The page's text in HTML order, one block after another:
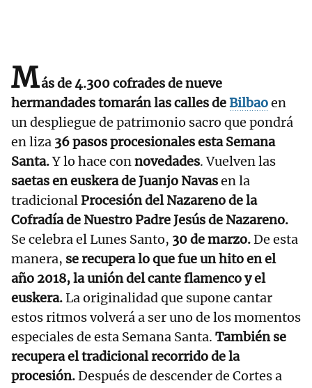
Más de 4.300 cofrades de nueve
hermandades tomarán las calles deBilbaoen
un despliegue de patrimonio sacro que pondrá
en liza 36 pasos procesionales esta Semana
Santa.Y lo hace connovedades. Vuelven las
saetas en euskera de Juanjo Navasen la
tradicionalProcesión del Nazareno de la
Cofradía de Nuestro Padre Jesús de Nazareno.
Se celebra el Lunes Santo, 30 de marzo.De esta
manera, se recupera lo que fue un hito en el
año 2018, la unión del cante flamenco y el
euskera.La originalidad que supone cantar
estos ritmos volverá a ser uno de los momentos
especiales de esta Semana Santa. También se
recupera el tradicional recorrido de la
procesión.Después de descender de Cortes a